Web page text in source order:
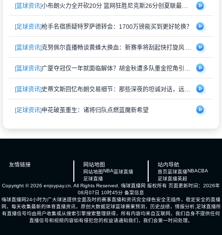
[篮球资讯] 小布朗火力全开砍20分 篮网狂胜尼克斯26分创夏联最大分差
[足球资讯]枪手名宿质疑特罗萨德转会：1700万镑能买到更好轮换？
[篮球资讯] 克努佩尔直播畅谈黄蜂大换血：新赛季将刮起快打旋风 射手群蓄势待发
[篮球资讯] 广厦夺冠仅一年就面临解体？胡金秋遭多队重金挖角引猜测
[篮球资讯] 史蒂文斯回忆布朗交易细节：那些深夜的坦诚对话，远比想象中复杂
[足球资讯]申花破茧重生：诸将归队点燃蓝魔新希望
友情链接 网站地图
网站地图 NBA篮球直播
足球直播
站内导航
首页篮球直播NBACBA
足球直播英超
Copyright © 2026 enjoypay.cn. All Rights Reserved. 嗨球直播网 版权所有 页面更新时间：2026年
08月07日 10时45分 备案信息
嗨球直播网24小时为广大球迷提供全面及时的赛事直播和资讯完全绿色安全无插件，稳定安全的直播
网，每天收集最新的体育直播资讯，原创大数据足球篮球赛果预测，历史战绩，情报分析,足球直播所
有直播信号均由用户收集或从搜索引擎搜索整理获得，所有内容均来自互联网，我们自身不提供任何
直播信号和视频内容如有侵犯您的权益请通知我们，我们会第一时间处理。